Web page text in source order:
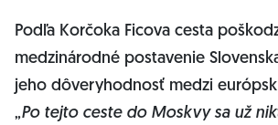
Podľa Korčoka Ficova cesta
medzinárodné postavenie
jeho dôveryhodnosť medzi
„Po tejto ceste do Moskvy sa už